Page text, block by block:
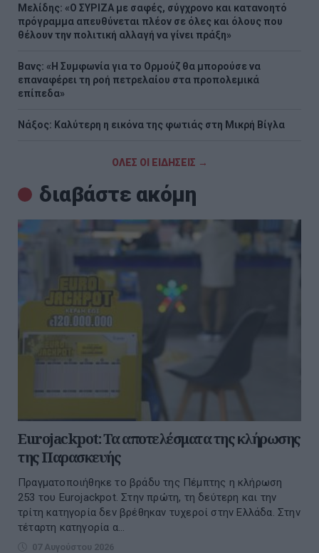
Μελίδης: «Ο ΣΥΡΙΖΑ με σαφές, σύγχρονο και κατανοητό
πρόγραμμα απευθύνεται πλέον σε όλες και όλους που
θέλουν την πολιτική αλλαγή να γίνει πράξη»
Βανς: «Η Συμφωνία για το Ορμούζ θα μπορούσε να
επαναφέρει τη ροή πετρελαίου στα προπολεμικά
επίπεδα»
Νάξος: Καλύτερη η εικόνα της φωτιάς στη Μικρή Βίγλα
ΟΛΕΣ ΟΙ ΕΙΔΗΣΕΙΣ →
διαβάστε ακόμη
Eurojackpot: Τα αποτελέσματα της κλήρωσης
της Παρασκευής
Πραγματοποιήθηκε το βράδυ της Πέμπτης η κλήρωση
253 του Eurojackpot. Στην πρώτη, τη δεύτερη και την
τρίτη κατηγορία δεν βρέθηκαν τυχεροί στην Ελλάδα. Στην
τέταρτη κατηγορία α...
07 Αυγούστου 2026